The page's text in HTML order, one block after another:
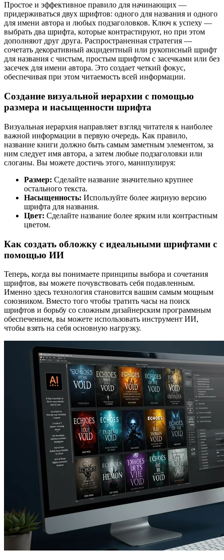
Простое и эффективное правило для начинающих —
придерживаться двух шрифтов: одного для названия и одного
для имени автора и любых подзаголовков. Ключ к успеху —
выбрать два шрифта, которые контрастируют, но при этом
дополняют друг друга. Распространенная стратегия —
сочетать декоративный акцидентный или рукописный шрифт
для названия с чистым, простым шрифтом с засечками или без
засечек для имени автора. Это создает четкий фокус,
обеспечивая при этом читаемость всей информации.
Создание визуальной иерархии с помощью
размера и насыщенности шрифта
Визуальная иерархия направляет взгляд читателя к наиболее
важной информации в первую очередь. Как правило,
название книги должно быть самым заметным элементом, за
ним следует имя автора, а затем любые подзаголовки или
слоганы. Вы можете достичь этого, манипулируя:
Размер: Сделайте название значительно крупнее
остального текста.
Насыщенность: Используйте более жирную версию
шрифта для названия.
Цвет: Сделайте название более ярким или контрастным
цветом.
Как создать обложку с идеальными шрифтами с
помощью ИИ
Теперь, когда вы понимаете принципы выбора и сочетания
шрифтов, вы можете почувствовать себя подавленным.
Именно здесь технология становится вашим самым мощным
союзником. Вместо того чтобы тратить часы на поиск
шрифтов и борьбу со сложным дизайнерским программным
обеспечением, вы можете использовать инструмент ИИ,
чтобы взять на себя основную нагрузку.